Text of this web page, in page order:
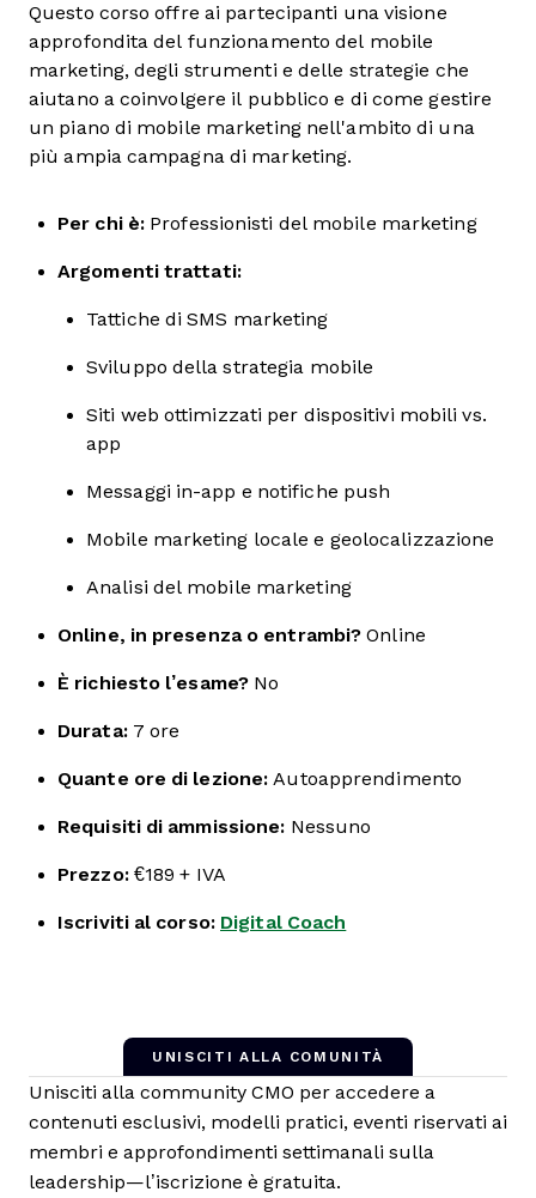
Questo corso offre ai partecipanti una visione
approfondita del funzionamento del mobile
marketing, degli strumenti e delle strategie che
aiutano a coinvolgere il pubblico e di come gestire
un piano di mobile marketing nell'ambito di una
più ampia campagna di marketing.
Per chi è: Professionisti del mobile marketing
Argomenti trattati:
Tattiche di SMS marketing
Sviluppo della strategia mobile
Siti web ottimizzati per dispositivi mobili vs.
app
Messaggi in-app e notifiche push
Mobile marketing locale e geolocalizzazione
Analisi del mobile marketing
Online, in presenza o entrambi? Online
È richiesto l’esame? No
Durata:7 ore
Quante ore di lezione: Autoapprendimento
Requisiti di ammissione: Nessuno
Prezzo:€189 + IVA
Iscriviti al corso: Digital Coach
UNISCITI ALLA COMUNITÀ
Unisciti alla community CMO per accedere a
contenuti esclusivi, modelli pratici, eventi riservati ai
membri e approfondimenti settimanali sulla
leadership—l’iscrizione è gratuita.